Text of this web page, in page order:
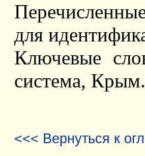
для
Ключевые
система, Крым.
<<< Вернуться к